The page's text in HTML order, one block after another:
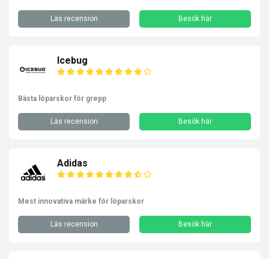
Läs recension Besök här
Icebug
Bästa löparskor för grepp
Läs recension Besök här
Adidas
Mest innovativa märke för löparskor
Läs recension Besök här